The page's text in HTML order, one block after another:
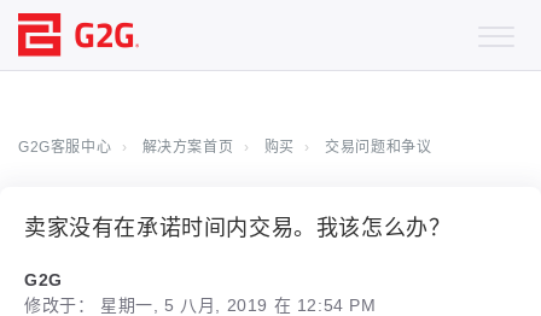
G2G客服中心 解决方案首页 购买 交易问题和争议
卖家没有在承诺时间内交易。我该怎么办？
G2G
修改于： 星期一, 5 八月, 2019 在 12:54 PM